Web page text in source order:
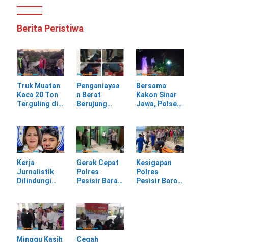
Berita Peristiwa
Truk Muatan
Kaca 20 Ton
Terguling di
Kali
Bambang,
Pesisir Barat
Penganiayaa
n Berat
Berujung
Lingga Tewas
di Rumah
Sendiri
Bersama
Kakon Sinar
Jawa, Polsek
Gerak Cepat
Evakuasi
Material
Longsor
Kerja
Jurnalistik
Dilindungi
Kekerasan di
Kawasan PT
IMIP
Gerak Cepat
Polres
Pesisir Barat
Kekerasan
Dalam Rumah
Tangga di
Pasar Kota
Kesigapan
Polres
Pesisir Barat
Minggu Kasih
Cegah